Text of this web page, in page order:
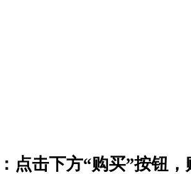
点击下方“购买”按钮